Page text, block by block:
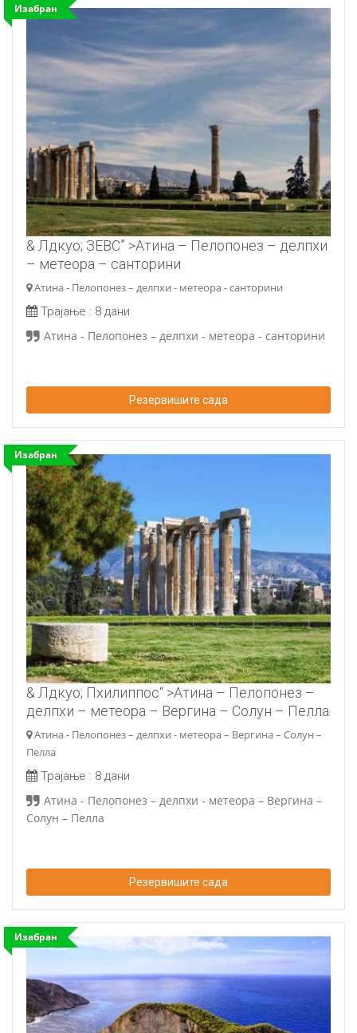
Изабран
& Лдкуо; ЗЕВС” >Атина – Пелопонез – делпхи
– метеора – санторини
Атина - Пелопонез – делпхи - метеора - санторини
Трајање : 8 дани
Атина - Пелопонез – делпхи - метеора - санторини
Резервишите сада
Изабран
& Лдкуо; Пхилиппос“ >Атина – Пелопонез –
делпхи – метеора – Вергина – Солун – Пелла
Атина - Пелопонез – делпхи - метеора – Вергина – Солун –
Пелла
Трајање : 8 дани
Атина - Пелопонез – делпхи - метеора – Вергина –
Солун – Пелла
Резервишите сада
Изабран